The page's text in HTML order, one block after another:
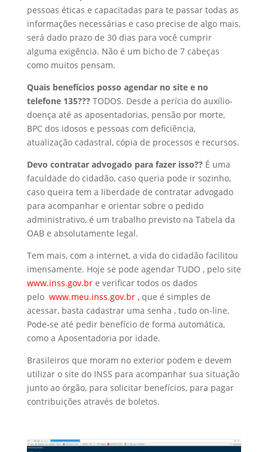
pessoas éticas e capacitadas para te passar todas as
informações necessárias e caso precise de algo mais,
será dado prazo de 30 dias para você cumprir
alguma exigência. Não é um bicho de 7 cabeças
como muitos pensam.
Quais benefícios posso agendar no site e no
telefone 135???TODOS. Desde a perícia do auxílio-
doença até as aposentadorias, pensão por morte,
BPC dos idosos e pessoas com deficiência,
atualização cadastral, cópia de processos e recursos.
Devo contratar advogado para fazer isso??É uma
faculdade do cidadão, caso queria pode ir sozinho,
caso queira tem a liberdade de contratar advogado
para acompanhar e orientar sobre o pedido
administrativo, é um trabalho previsto na Tabela da
OAB e absolutamente legal.
Tem mais, com a internet, a vida do cidadão facilitou
imensamente. Hoje se pode agendar TUDO , pelo site
www.inss.gov.bre verificar todos os dados
pelo www.meu.inss.gov.br,que é simples de
acessar, basta cadastrar uma senha , tudo on-line.
Pode-se até pedir benefício de forma automática,
como a Aposentadoria por idade.
Brasileiros que moram no exterior podem e devem
utilizar o site do INSS para acompanhar sua situação
junto ao órgão, para solicitar benefícios, para pagar
contribuições através de boletos.